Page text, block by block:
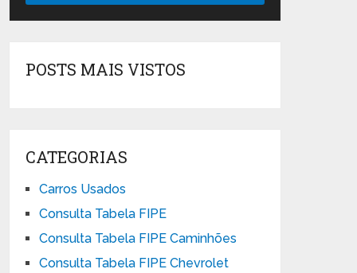
POSTS MAIS VISTOS
CATEGORIAS
Carros Usados
Consulta Tabela FIPE
Consulta Tabela FIPE Caminhões
Consulta Tabela FIPE Chevrolet